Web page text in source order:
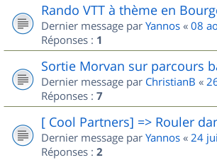
Rando VTT à thème en
Dernier message par Yannos « 08
Réponses : 1
Sortie Morvan sur parcours
Dernier message par ChristianB «
Réponses : 7
[ Cool Partners] => Rouler
Dernier message par Yannos « 24
Réponses : 2